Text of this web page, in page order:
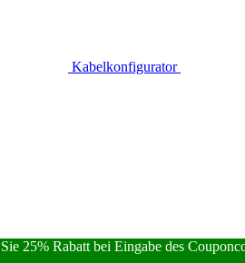
Kabelkonfigurator
25% Rabatt bei Eingabe des